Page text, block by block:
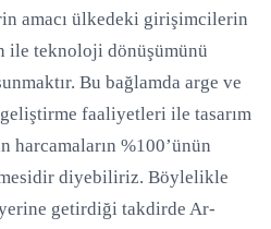
amacı ülkedeki girişimcilerin
ile teknoloji dönüşümünü
Bu bağlamda arge ve
faaliyetleri ile tasarım
harcamaların %100’ünün
diyebiliriz. Böylelikle
getirdiği takdirde Ar-